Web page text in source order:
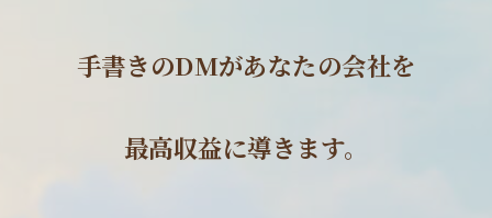
手書きのDMがあなたの会社を
最高収益に導きます。